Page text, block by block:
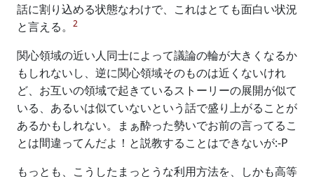
話に割り込める状態なわけで、これはとても面白い状況
と言える。
2
関心領域の近い人同士によって議論の輪が大きくなるか
もしれないし、逆に関心領域そのものは近くないけれ
ど、お互いの領域で起きているストーリーの展開が似て
いる、あるいは似ていないという話で盛り上がることが
あるかもしれない。まぁ酔った勢いでお前の言ってるこ
とは間違ってんだよ！と説教することはできないが:-P
もっとも、こうしたまっとうな利用方法を、しかも高等